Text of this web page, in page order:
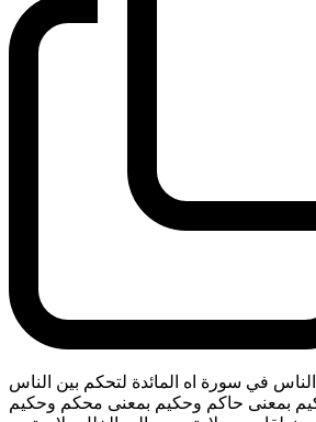
في سورة اه المائدة لتحكم بين الناس
بمعنى حاكم وحكيم بمعنى محكم وحكيم